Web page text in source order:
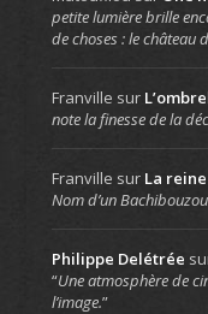
petite lumière brille
de choses : le château
Franville sur
note la finesse de la
Franville sur La
Nom d’un
Philippe Delétrée
“Une atmosphère de
l’image.”